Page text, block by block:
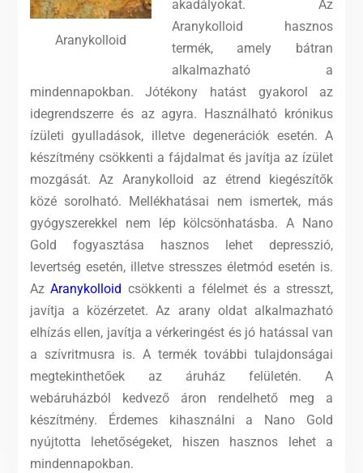
Aranykolloid
akadályokat. Az
Aranykolloid hasznos
termék, amely bátran
alkalmazható a
mindennapokban. Jótékony hatást gyakorol az
idegrendszerre és az agyra. Használható krónikus
ízületi gyulladások, illetve degenerációk esetén. A
készítmény csökkenti a fájdalmat és javítja az ízület
mozgását. Az Aranykolloid az étrend kiegészítők
közé sorolható. Mellékhatásai nem ismertek, más
gyógyszerekkel nem lép kölcsönhatásba.A Nano
Gold fogyasztása hasznos lehet depresszió,
levertség esetén, illetve stresszes életmód esetén is.
AzAranykolloid csökkenti a félelmet és a stresszt,
javítja a közérzetet. Az arany oldat alkalmazható
elhízás ellen, javítja a vérkeringést és jó hatással van
a szívritmusra is. A termék további tulajdonságai
megtekinthetőek az áruház felületén. A
webáruházból kedvező áron rendelhető meg a
készítmény. Érdemes kihasználni a Nano Gold
nyújtotta lehetőségeket, hiszen hasznos lehet a
mindennapokban.